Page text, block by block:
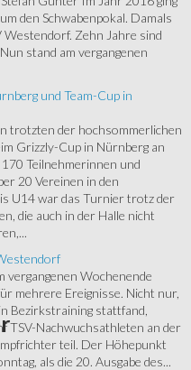
den Schwabenpokal. Damals
Westendorf. Zehn Jahre sind
stand am vergangenen
und Team-Cup in
trotzten der hochsommerlichen
Grizzly-Cup in Nürnberg an
Teilnehmerinnen und
20 Vereinen in den
U14 war das Turnier trotz der
die auch in der Halle nicht
vergangenen Wochenende
mehrere Ereignisse. Nicht nur,
Bezirkstraining stattfand,
TSV-Nachwuchsathleten an der
teil. Der Höhepunkt
als die 20. Ausgabe des...